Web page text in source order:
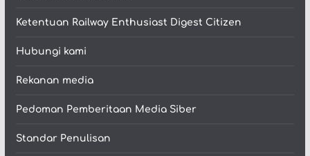
Ketentuan Railway Enthusiast Digest Citizen
Hubungi kami
Rekanan media
Pedoman Pemberitaan Media Siber
Standar Penulisan